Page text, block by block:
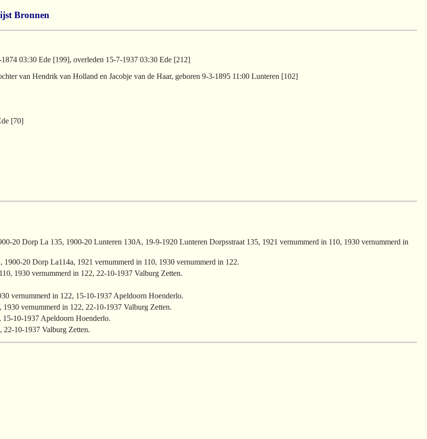
Bronnen
03:30 Ede [199], overleden 15-7-1937 03:30 Ede [212]
van Hendrik van Holland en Jacobje van de Haar, geboren 9-3-1895 11:00 Lunteren [102]
[70]
20 Dorp La 135, 1900-20 Lunteren 130A, 19-9-1920 Lunteren Dorpsstraat 135, 1921 vernummerd in 110, 1930 vernummerd in
20 Dorp La114a, 1921 vernummerd in 110, 1930 vernummerd in 122.
1930 vernummerd in 122, 22-10-1937 Valburg Zetten.
vernummerd in 122, 15-10-1937 Apeldoorn Hoenderlo.
vernummerd in 122, 22-10-1937 Valburg Zetten.
10-1937 Apeldoorn Hoenderlo.
10-1937 Valburg Zetten.